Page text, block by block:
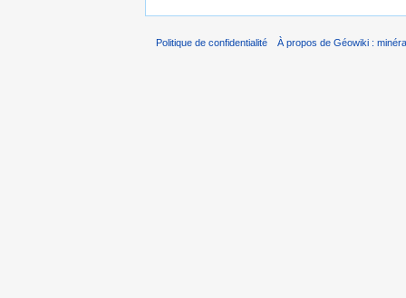
Politique de confidentialité À propos de Géowiki :